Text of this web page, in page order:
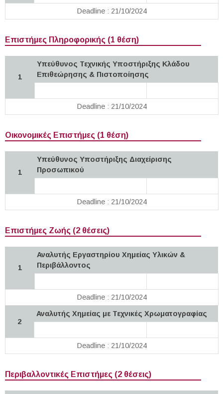
Deadline : 21/10/2024
Επιστήμες Πληροφορικής (1 θέση)
1
Υπεύθυνος Τεχνικής Υποστήριξης Κλάδου
Επιθεώρησης & Πιστοποίησης
Deadline : 21/10/2024
Οικονομικές Επιστήμες (1 θέση)
1
Υπεύθυνος Υποστήριξης Διαχείρισης
Προσωπικού
Deadline : 21/10/2024
Επιστήμες Ζωής (2 θέσεις)
1
Αναλυτής Εργαστηρίου Χημείας Υλικών &
Περιβάλλοντος
Deadline : 21/10/2024
2
Αναλυτής Χημείας με Τεχνικές Χρωματογραφίας
Deadline : 21/10/2024
Περιβαλλοντικές Επιστήμες (2 θέσεις)